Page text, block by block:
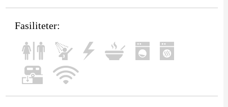
Fasiliteter: